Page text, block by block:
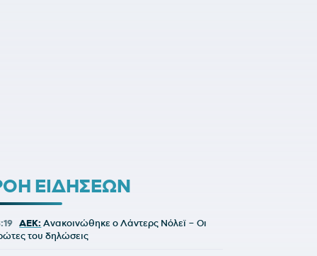
ΕΙΔΗΣΕΩΝ
ΑΕΚ: Ανακοινώθηκε ο Λάντερς Νόλεϊ – Οι
του δηλώσεις